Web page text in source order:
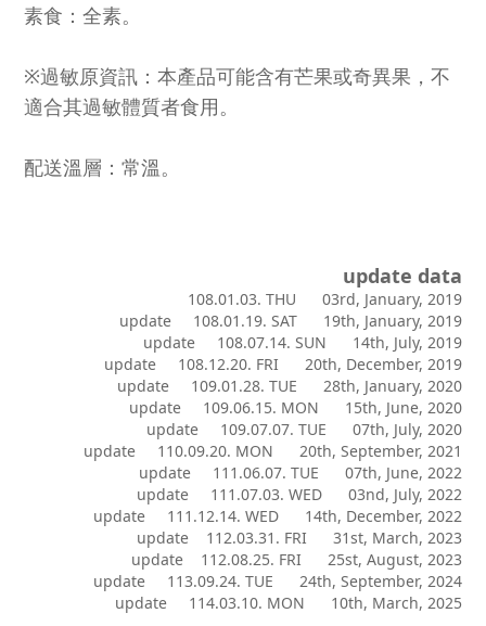
素食：全素。
※過敏原資訊：本產品可能含有芒果或奇異果，不
適合其過敏體質者食用。
配送溫層：常溫。
update data
108.01.03. THU 03rd, January, 2019
update 108.01.19. SAT 19th, January, 2019
update 108.07.14. SUN 14th, July, 2019
update 108.12.20. FRI 20th, December, 2019
update 109.01.28. TUE 28th, January, 2020
update 109.06.15. MON 15th, June, 2020
update 109.07.07. TUE 07th, July, 2020
update 110.09.20. MON 20th, September, 2021
update 111.06.07. TUE 07th, June, 2022
update 111.07.03. WED 03nd, July, 2022
update 111.12.14. WED 14th, December, 2022
update 112.03.31. FRI 31st, March, 2023
update 112.08.25. FRI 25st, August, 2023
update 113.09.24. TUE 24th, September, 2024
update 114.03.10. MON 10th, March, 2025